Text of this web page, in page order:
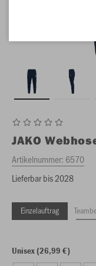
JAKO
Artikelnummer: 6570
Lieferbar bis 2028
Einzelauftrag
Unisex (26,99 €)